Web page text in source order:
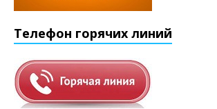
Телефон горячих линий